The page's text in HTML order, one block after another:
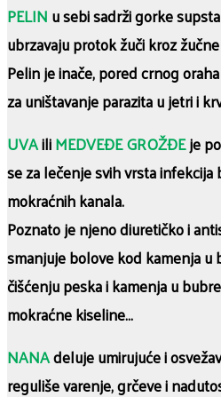
PELINu sebi sadrži gorke
ubrzavaju protok žuči kroz
Pelin je inače, pored crnog
za uništavanje parazita u jetri i
UVAiliMEDVEĐE GROŽĐEje
se za lečenje svih vrsta infekcija
mokraćnih kanala.
Poznato je njeno diuretičko i
smanjuje bolove kod kamenja u
čišćenju peska i kamenja u
mokraćne kiseline…
NANAdeluje umirujuće i
reguliše varenje, grčeve i